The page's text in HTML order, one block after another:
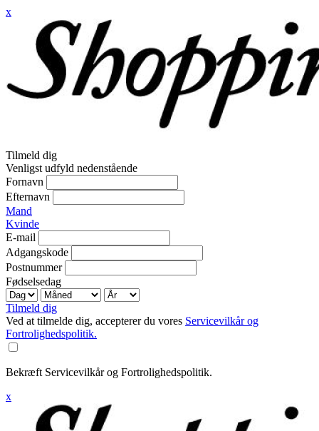
x
Tilmeld dig
Venligst udfyld nedenstående
Fornavn
Efternavn
Mand
Kvinde
E-mail
Adgangskode
Postnummer
Fødselsedag
Tilmeld dig
Ved at tilmelde dig, accepterer du vores Servicevilkår og
Fortrolighedspolitik.
Bekræft Servicevilkår og Fortrolighedspolitik.
x